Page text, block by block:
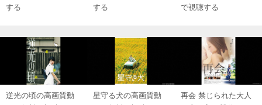
する
する
で視聴する
逆光の頃の高画質動
星守る犬の高画質動
再会 禁じられた大人